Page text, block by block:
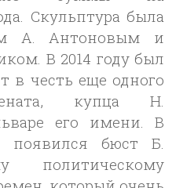
Скульптура была
А. Антоновым и
В 2014 году был
в честь еще одного
купца Н.
его имени. В
появился бюст Б.
политическому